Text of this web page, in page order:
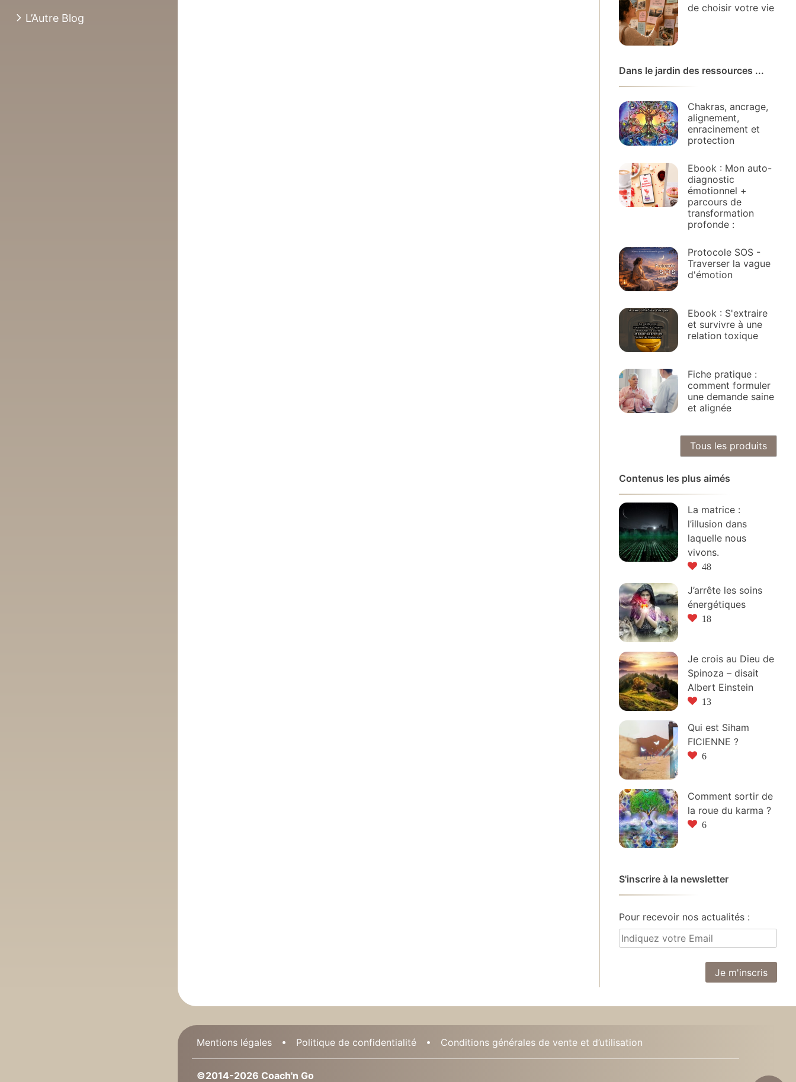
L’Autre Blog
de choisir votre vie
Dans le jardin des ressources ...
Chakras, ancrage,
alignement,
enracinement et
protection
Ebook : Mon auto-
diagnostic
émotionnel +
parcours de
transformation
profonde :
Protocole SOS -
Traverser la vague
d'émotion
Ebook : S'extraire
et survivre à une
relation toxique
Fiche pratique :
comment formuler
une demande saine
et alignée
Tous les produits
Contenus les plus aimés
La matrice :
l’illusion dans
laquelle nous
vivons.
48
J’arrête les soins
énergétiques
18
Je crois au Dieu de
Spinoza – disait
Albert Einstein
13
Qui est Siham
FICIENNE ?
6
Comment sortir de
la roue du karma ?
6
S'inscrire à la newsletter
Pour recevoir nos actualités :
Mentions légales Politique de confidentialité Conditions générales de vente et d’utilisation
©2014-2026 Coach'n Go